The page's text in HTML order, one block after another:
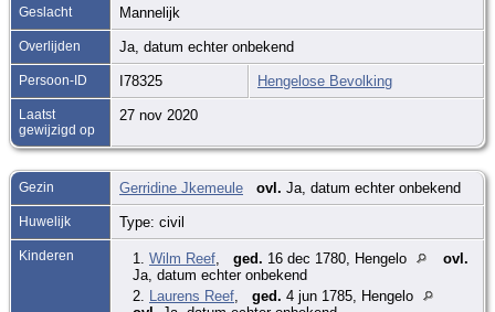
Geslacht Mannelijk
Overlijden Ja, datum echter onbekend
Persoon-ID I78325 Hengelose Bevolking
Laatst
gewijzigd op
27 nov 2020
Gezin Gerridine Jkemeule ovl. Ja, datum echter onbekend
Huwelijk Type: civil
Kinderen 1. Wilm Reef ged. 16 dec 1780, Hengelo
ovl.
Ja, datum echter onbekend
2. Laurens Reef ged. 4 jun 1785, Hengelo